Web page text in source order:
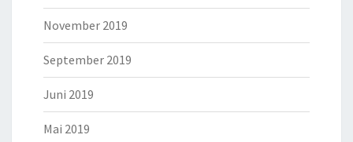
November 2019
September 2019
Juni 2019
Mai 2019